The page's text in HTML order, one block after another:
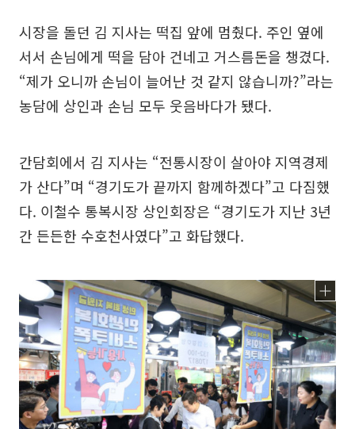
시장을 돌던 김 지사는 떡집 앞에 멈췄다. 주인 옆에
서서 손님에게 떡을 담아 건네고 거스름돈을 챙겼다.
“제가 오니까 손님이 늘어난 것 같지 않습니까?”라는
농담에 상인과 손님 모두 웃음바다가 됐다.
간담회에서 김 지사는 “전통시장이 살아야 지역경제
가 산다”며 “경기도가 끝까지 함께하겠다”고 다짐했
다. 이철수 통복시장 상인회장은 “경기도가 지난 3년
간 든든한 수호천사였다”고 화답했다.